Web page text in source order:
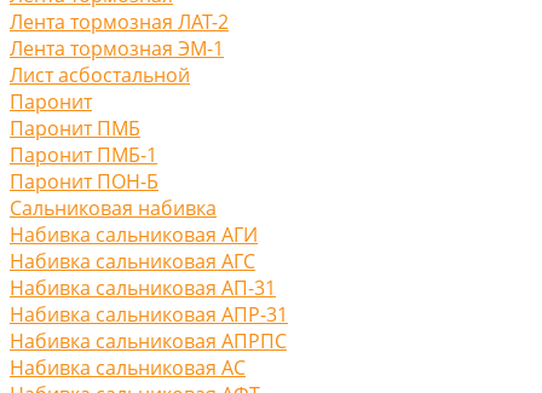
Лента тормозная ЛАТ-2
Лента тормозная ЭМ-1
Лист асбостальной
Паронит
Паронит ПМБ
Паронит ПМБ-1
Паронит ПОН-Б
Сальниковая набивка
Набивка сальниковая АГИ
Набивка сальниковая АГС
Набивка сальниковая АП-31
Набивка сальниковая АПР-31
Набивка сальниковая АПРПС
Набивка сальниковая АС